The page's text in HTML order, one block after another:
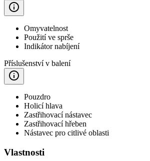
Omyvatelnost
Použití ve sprše
Indikátor nabíjení
Příslušenství v balení
Pouzdro
Holicí hlava
Zastřihovací nástavec
Zastřihovací hřeben
Nástavec pro citlivé oblasti
Vlastnosti